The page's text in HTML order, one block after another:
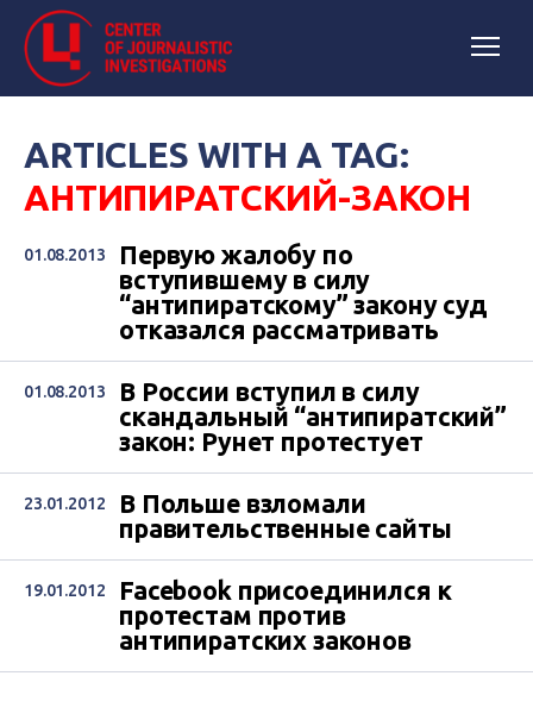
ARTICLES WITH A TAG:
АНТИПИРАТСКИЙ-ЗАКОН
01.08.2013
Первую жалобу по
вступившему в силу
“антипиратскому” закону суд
отказался рассматривать
01.08.2013
В России вступил в силу
скандальный “антипиратский”
закон: Рунет протестует
23.01.2012
В Польше взломали
правительственные сайты
19.01.2012
Facebook присоединился к
протестам против
антипиратских законов